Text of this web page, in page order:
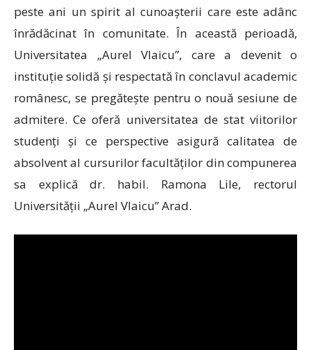
peste ani un spirit al cunoașterii care este adânc
înrădăcinat în comunitate. În această perioadă,
Universitatea „Aurel Vlaicu”, care a devenit o
instituție solidă și respectată în conclavul academic
românesc, se pregătește pentru o nouă sesiune de
admitere. Ce oferă universitatea de stat viitorilor
studenți și ce perspective asigură calitatea de
absolvent al cursurilor facultăților din compunerea
sa explică dr. habil. Ramona Lile, rectorul
Universității „Aurel Vlaicu” Arad.